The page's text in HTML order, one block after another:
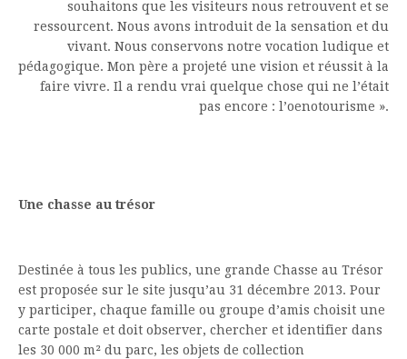
souhaitons que les visiteurs nous retrouvent et se
ressourcent. Nous avons introduit de la sensation et du
vivant. Nous conservons notre vocation ludique et
pédagogique. Mon père a projeté une vision et réussit à la
faire vivre. Il a rendu vrai quelque chose qui ne l’était
pas encore : l’oenotourisme ».
Une chasse au trésor
Destinée à tous les publics, une grande Chasse au Trésor
est proposée sur le site jusqu’au 31 décembre 2013. Pour
y participer, chaque famille ou groupe d’amis choisit une
carte postale et doit observer, chercher et identifier dans
les 30 000 m² du parc, les objets de collection